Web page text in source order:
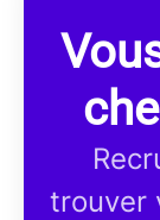
trouver